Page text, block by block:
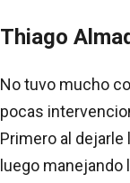
Thiago
No tuvo mucho
pocas
Primero al dejarle
luego manejando